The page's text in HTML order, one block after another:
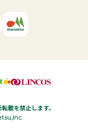
載を禁止します。